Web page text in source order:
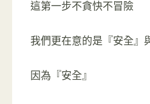
這第一步不貪快不冒險
我們更在意的是『安全』
因為『安全』